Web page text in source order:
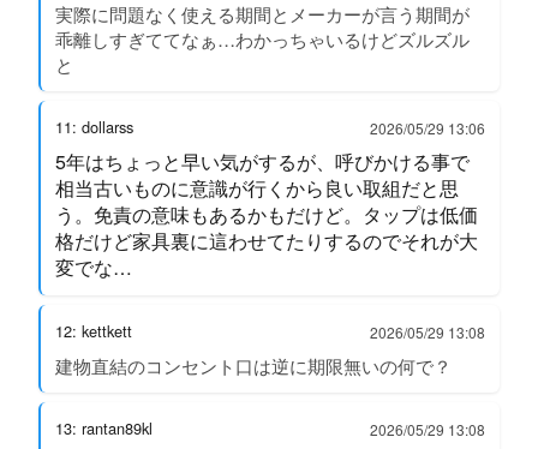
実際に問題なく使える期間とメーカーが言う期間が
乖離しすぎててなぁ…わかっちゃいるけどズルズル
と
11: dollarss 2026/05/29 13:06
5年はちょっと早い気がするが、呼びかける事で
相当古いものに意識が行くから良い取組だと思
う。免責の意味もあるかもだけど。タップは低価
格だけど家具裏に這わせてたりするのでそれが大
変でな…
12: kettkett 2026/05/29 13:08
建物直結のコンセント口は逆に期限無いの何で？
13: rantan89kl 2026/05/29 13:08